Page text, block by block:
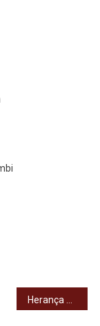
Herança de voz: Pedro Mariano e a estreia da filha Rafa Mariano em show de 30 anos